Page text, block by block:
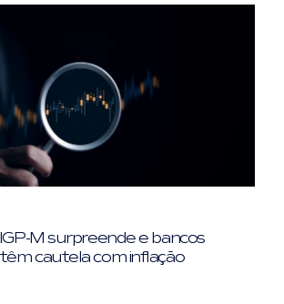
M surpreende e bancos
cautela com inflação